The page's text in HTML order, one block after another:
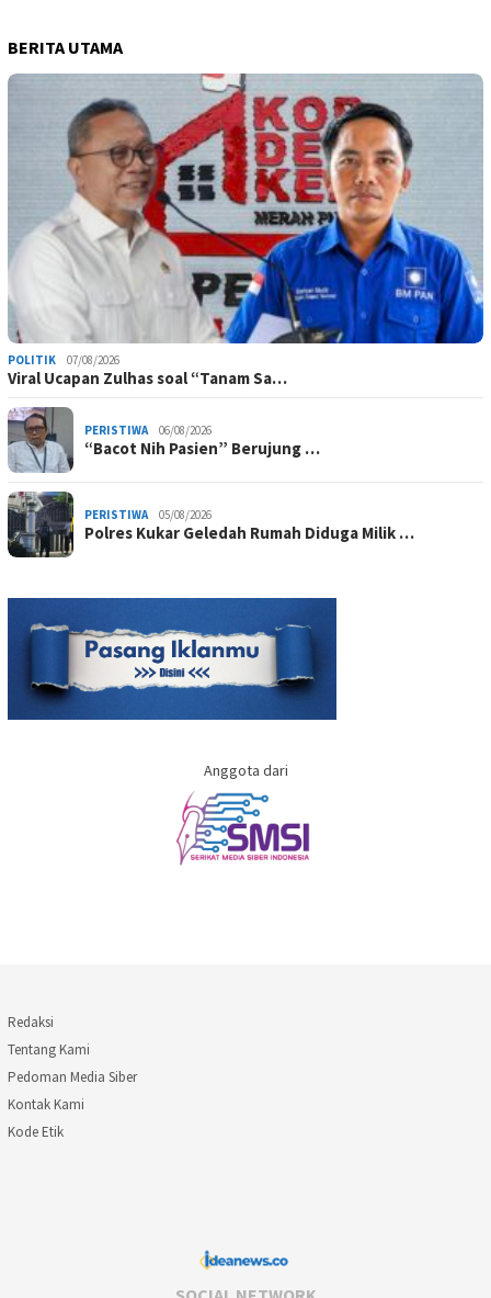
BERITA UTAMA
POLITIK 07/08/2026
Viral Ucapan Zulhas soal “Tanam Sa…
PERISTIWA 06/08/2026
“Bacot Nih Pasien” Berujung …
PERISTIWA 05/08/2026
Polres Kukar Geledah Rumah Diduga Milik …
Anggota dari
Redaksi
Tentang Kami
Pedoman Media Siber
Kontak Kami
Kode Etik